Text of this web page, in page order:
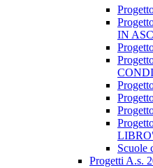
IN
Scuole
Progetti A.s.